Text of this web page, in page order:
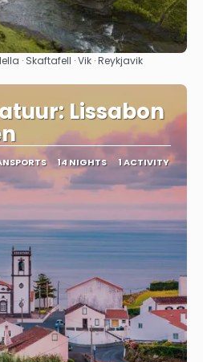
See
· Skaftafell · Vik · Reykjavik
Lissabon
14 NIGHTS 1 ACTIVITY